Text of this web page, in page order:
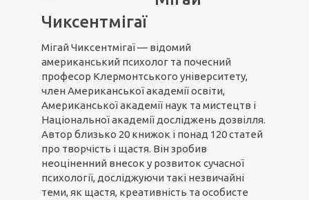
Чиксентмігаї
Мігай Чиксентмігаї — відомий
американський психолог та почесний
професор Клермонтського університету,
член Американської академії освіти,
Американської академії наук та мистецтв і
Національної академії досліджень дозвілля.
Автор близько 20 книжок і понад 120 статей
про творчість і щастя. Він зробив
неоціненний внесок у розвиток сучасної
психології, досліджуючи такі незвичайні
теми, як щастя, креативність та особисте